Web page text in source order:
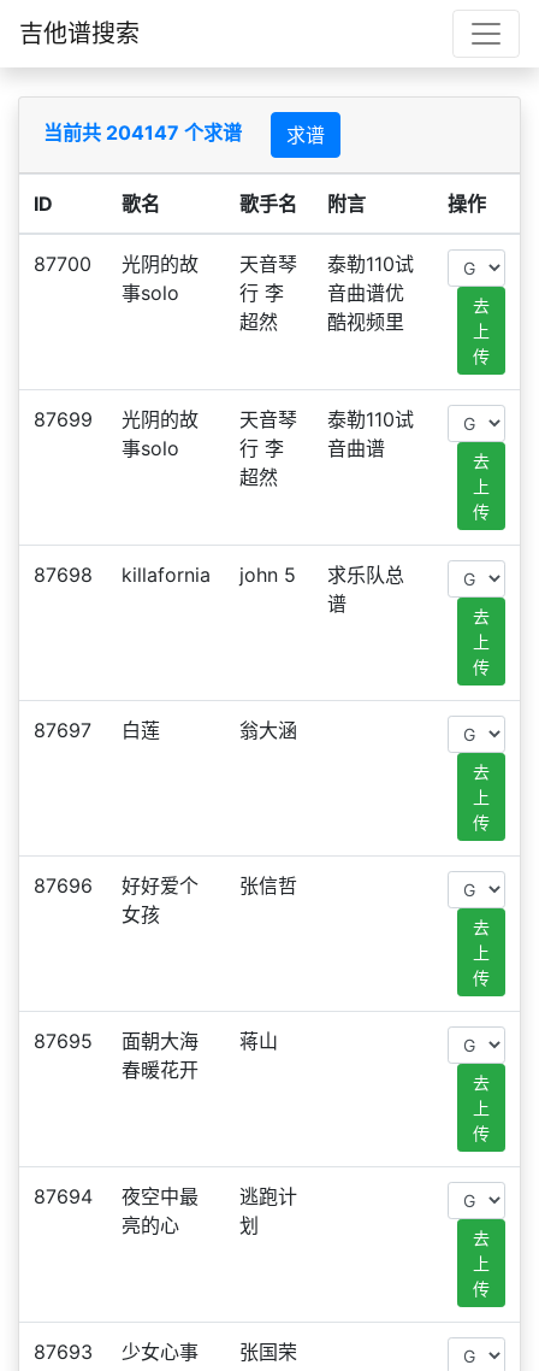
吉他谱搜索
当前共 204147 个求谱 求谱
ID 歌名 歌手名 附言 操作
87700
光阴的故
事solo
天音琴
行 李
超然
泰勒110试
音曲谱优
酷视频里
去
上
传
87699
光阴的故
事solo
天音琴
行 李
超然
泰勒110试
音曲谱
去
上
传
87698 killafornia john 5
求乐队总
谱
去
上
传
87697 白莲 翁大涵
去
上
传
87696
好好爱个
女孩
张信哲
去
上
传
87695
面朝大海
春暖花开
蒋山
去
上
传
87694
夜空中最
亮的心
逃跑计
划
去
上
传
87693 少女心事 张国荣